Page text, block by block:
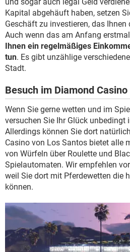
und sogar auch legal Geld
Kapital abgehäuft haben, setzen
Geschäft zu investieren, das
Auch wenn das am Anfang
Ihnen ein regelmäßiges
tun. Es gibt unzählige
Stadt.
Besuch im Diamond Casino
Wenn Sie gerne wetten und im
versuchen Sie Ihr Glück unbedingt
Allerdings können Sie dort
Casino von Los Santos bietet alle
von Würfeln über Roulette und
Spielautomaten. Wir empfehlen
weil Sie dort mit Pferdewetten die
können.